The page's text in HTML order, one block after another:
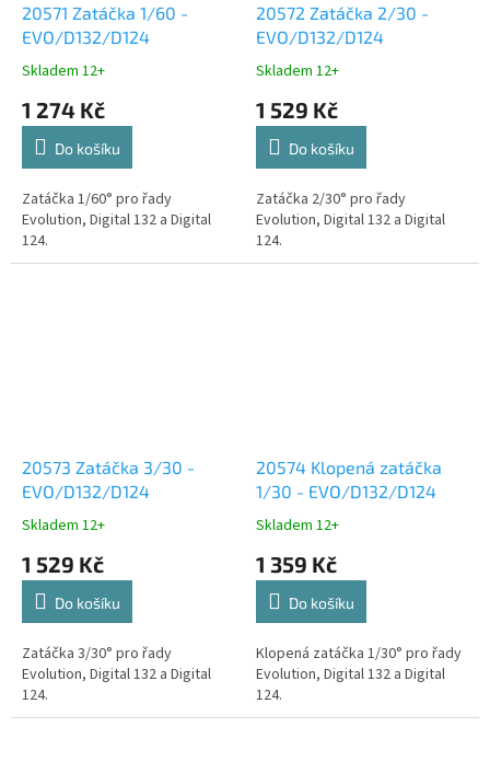
20571 Zatáčka 1/60 -
EVO/D132/D124
Skladem 12+
1 274 Kč
Do košíku
Zatáčka 1/60° pro řady
Evolution, Digital 132 a Digital
124.
20572 Zatáčka 2/30 -
EVO/D132/D124
Skladem 12+
1 529 Kč
Do košíku
Zatáčka 2/30° pro řady
Evolution, Digital 132 a Digital
124.
20573 Zatáčka 3/30 -
EVO/D132/D124
Skladem 12+
1 529 Kč
Do košíku
Zatáčka 3/30° pro řady
Evolution, Digital 132 a Digital
124.
20574 Klopená zatáčka
1/30 - EVO/D132/D124
Skladem 12+
1 359 Kč
Do košíku
Klopená zatáčka 1/30° pro řady
Evolution, Digital 132 a Digital
124.